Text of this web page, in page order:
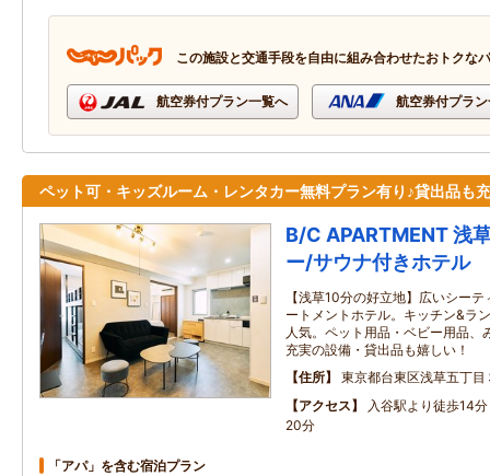
この施設と交通手段を自由に組み合わせたおトクな
航空券付プラン一覧へ 航空券付プラ
ペット可・キッズルーム・レンタカー無料プラン有り♪貸出品も
B/C APARTMENT 浅
ー/サウナ付きホテル
【浅草10分の好立地】広いシー
ートメントホテル。キッチン&ラ
人気。ペット用品・ベビー用品、
充実の設備・貸出品も嬉しい！
住所
東京都台東区浅草五丁目
アクセス
入谷駅より徒歩14
20分
「アパ」を含む宿泊プラン